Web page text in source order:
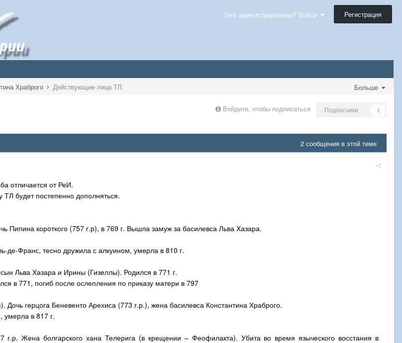
Уже зарегистрированы? Войти Регистрация
Больше
Храброго Действующие лица ТЛ.
Войдите, чтобы подписаться Подписчики 0
2 сообщения в этой теме
отличается от РеИ.
будет постепенно дополняться.
Пипина короткого (757 г.р), в 769 г. Вышла замуж за басилевса Льва Хазара.
де-Франс, тесно дружила с алкуином, умерла в 810 г.
Льва Хазара и Ирины (Гизеллы). Родился в 771 г.
в 771, погиб после ослепления по приказу матери в 797
Дочь герцога Беневенто Арехиса (773 г.р.), жена басилевса Константина Храброго.
умерла в 817 г.
г.р. Жена болгарского хана Телерига (в крещении – Феофилакта). Убита во время языческого восстания в